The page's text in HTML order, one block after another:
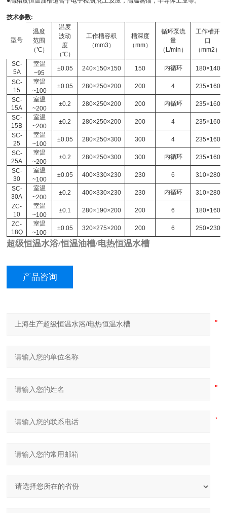
技术参数:
型号
温度
范围
（℃）
温度
波动
度
（℃）
工作槽容积
（mm3）
槽深度
（mm）
循环泵流
量
（L/min）
工作槽开
口
（mm2）
SC-
5A
室温
~95
±0.05 240×150×150 150 内循环
180×140
SC-
15
室温
~100
±0.05 280×250×200 200 4
235×160
SC-
15A
室温
~200
±0.2 280×250×200 200 内循环
235×160
SC-
15B
室温
~200
±0.2 280×250×200 200 4
235×160
SC-
25
室温
~100
±0.05 280×250×300 300 4
235×160
SC-
25A
室温
~200
±0.2 280×250×300 300 内循环
235×160
SC-
30
室温
~100
±0.05 400×330×230 230 6
310×280
SC-
30A
室温
~200
±0.2 400×330×230 230 内循环
310×280
ZC-
10
室温
~100
±0.1 280×190×200 200 6
180×160
ZC-
18Q
室温
~100
±0.05 320×275×200 200 6 250×230
超级恒温水浴/恒温油槽/电热恒温水槽
产品咨询